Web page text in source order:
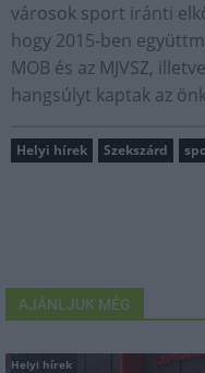
városok sport iránti
hogy 2015-ben
MOB és az MJVSZ,
hangsúlyt kaptak az
Helyi hírek Szekszárd
AJÁNLJUK MÉG
Helyi hírek